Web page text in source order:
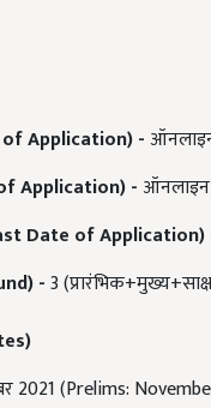
Application)-
of Application) -ऑनलाइन
Date of Application)
) -3
2021 (Prelims: